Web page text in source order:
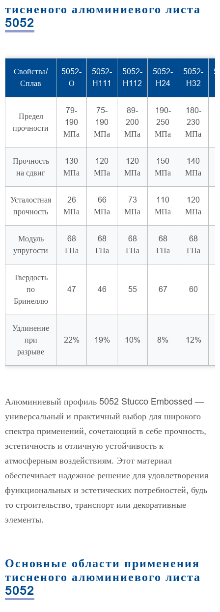
тисненого алюминиевого листа
5052
Свойства/
Сплав
5052-
О
5052-
H111
5052-
H112
5052-
H24
5052-
H32
Предел
прочности
79-
190
МПа
75-
190
МПа
89-
200
МПа
190-
250
МПа
180-
230
МПа
Прочность
на сдвиг
130
МПа
120
МПа
120
МПа
150
МПа
140
МПа
Усталостная
прочность
26
МПа
66
МПа
73
МПа
110
МПа
120
МПа
Модуль
упругости
68
ГПа
68
ГПа
68
ГПа
68
ГПа
68
ГПа
Твердость
по
Бринеллю
47 46 55 67 60
Удлинение
при
разрыве
22% 19% 10% 8% 12%
Алюминиевый профиль 5052 Stucco Embossed —
универсальный и практичный выбор для широкого
спектра применений, сочетающий в себе прочность,
эстетичность и отличную устойчивость к
атмосферным воздействиям. Этот материал
обеспечивает надежное решение для удовлетворения
функциональных и эстетических потребностей, будь
то строительство, транспорт или декоративные
элементы.
Основные области применения
тисненого алюминиевого листа
5052